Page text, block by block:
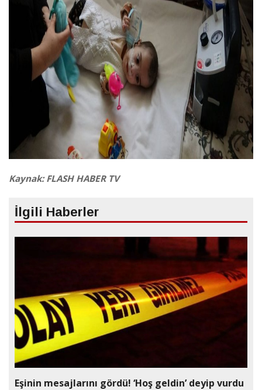
Kaynak: FLASH HABER TV
İlgili Haberler
Eşinin mesajlarını gördü! ‘Hoş geldin’ deyip vurdu